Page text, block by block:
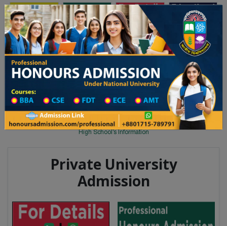
Toggle navigation অনার্স ভর্তি প্রফেশনাল অনার্স
Updates
২০২৫-২৬ শিক্ষাবর্ষের ১ম বর্ষের ভর্তি আবেদন বিজ্ঞপ্তি ঢাকা বিশ্ববিদ্যালয় ২০২৫-২৬
School Category
High School in Narayanganj Wise
High School List
High School's Information
Private University
Admission